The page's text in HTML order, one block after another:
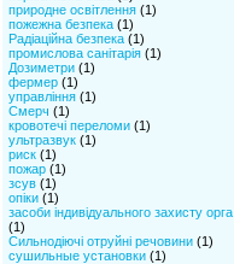
природне освітлення(1)
пожежна безпека(1)
Радіаційна безпека(1)
промислова санітарія(1)
Дозиметри(1)
фермер(1)
управління(1)
Смерч (1)
кровотечі переломи(1)
ультразвук(1)
риск(1)
пожар(1)
зсув(1)
опіки(1)
засоби індивідуального захисту орга
(1)
Сильнодіючі отруйні речовини(1)
сушильные установки(1)